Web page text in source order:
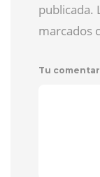
publicada.
marcados
Tu